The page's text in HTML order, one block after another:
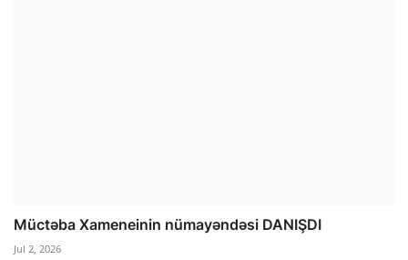
Müctəba Xameneinin nümayəndəsi DANIŞDI
Jul 2, 2026